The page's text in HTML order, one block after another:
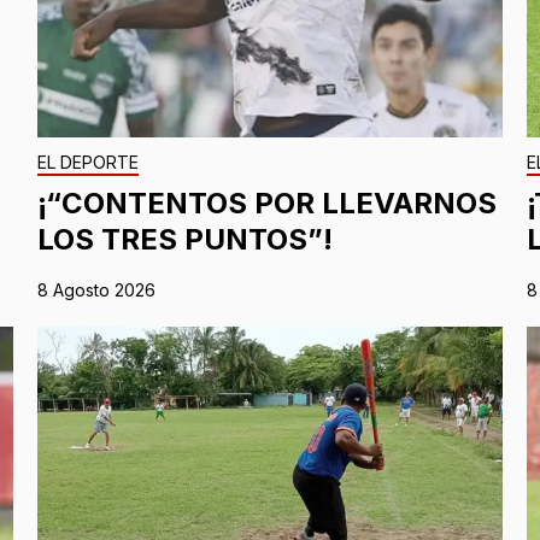
EL DEPORTE
¡“CONTENTOS POR LLEVARNOS
LOS TRES PUNTOS”!
8 Agosto 2026